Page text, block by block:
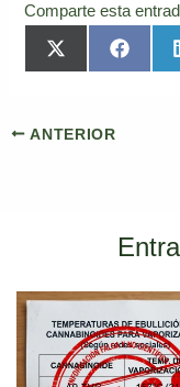
Comparte esta
Compartir
en
X
(
t
en
F
a
ANTERIOR